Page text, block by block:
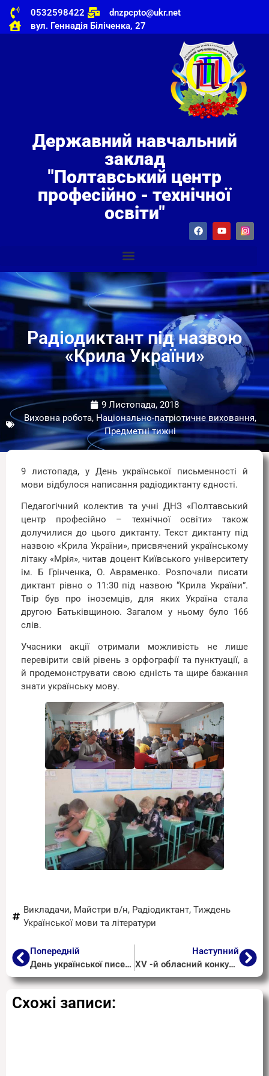
0532598422
dnzpcpto@ukr.net
вул. Геннадія Біліченка, 27
Державний навчальний
заклад
"Полтавський центр
професійно - технічної
освіти"
Радіодиктант під назвою
«Крила України»
9 Листопада, 2018
Виховна робота, Національно-патріотичне виховання,
Предметні тижні
9 листопада, у День української письменності й
мови відбулося написання радіодиктанту єдності.
Педагогічний колектив та учні ДНЗ «Полтавський
центр професійно – технічної освіти» також
долучилися до цього диктанту. Текст диктанту під
назвою «Крила України», присвячений українському
літаку «Мрія», читав доцент Київського університету
ім. Б Грінченка, О. Авраменко. Розпочали писати
диктант рівно о 11:30 під назвою “Крила України”.
Твір був про іноземців, для яких Україна стала
другою Батьківщиною. Загалом у ньому було 166
слів.
Учасники акції отримали можливість не лише
перевірити свій рівень з орфографії та пунктуації, а
й продемонструвати свою єдність та щире бажання
знати українську мову.
Викладачи, Майстри в/н, Радіодиктант, Тиждень
Української мови та літератури
Попередній
День української писемності та мови
Наступний
ХV -й обласний конкурс вокалістів серед учнів закладів професійної освіти
Схожі записи: